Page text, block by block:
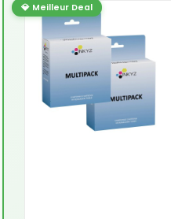
💎 Meilleur Deal